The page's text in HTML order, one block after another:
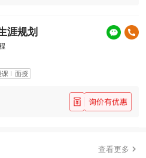
涯规划
课 面授
查看更多 